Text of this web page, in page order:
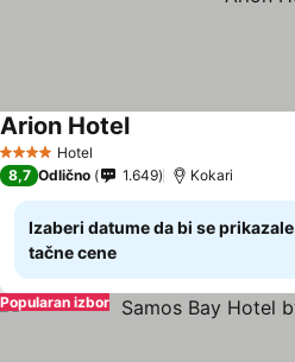
4 ZvezdiceHotel
Arion HotelPogledaj cene
8,7 Odlično 1.649 Kokari
Izaberi datume da bi se prikazale
tačne cene
Popularan izbor